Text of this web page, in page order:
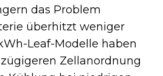
das Problem
überhitzt weniger
Leaf-Modelle haben
Zellanordnung